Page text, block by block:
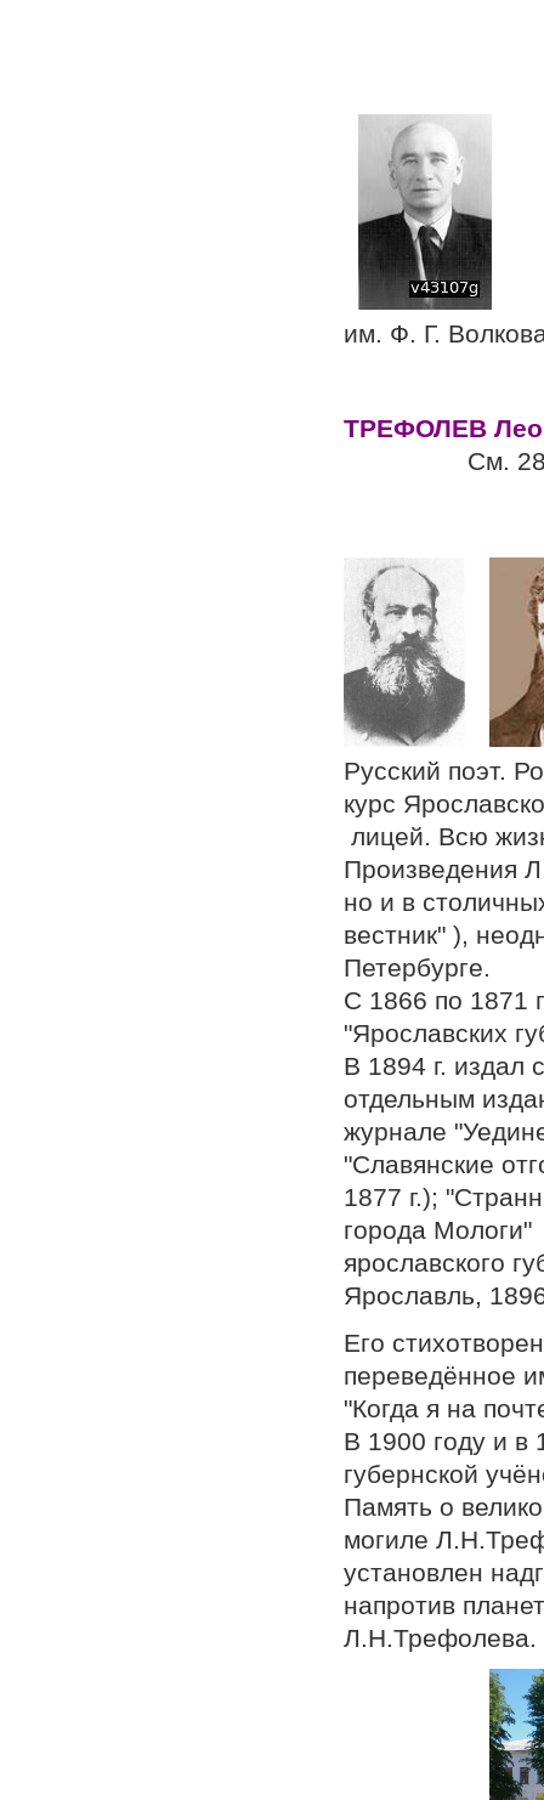
им. Ф. Г.
ТРЕФОЛЕВ
См.
Русский поэт.
курс
лицей. Всю
Произведения
но и в
вестник" ),
Петербурге.
С 1866 по 1871
"Ярославских
В 1894 г. издал
отдельным
журнале
"Славянские
1877 г.);
города
ярославского
Ярославль,
Его
переведённое
"Когда я на
В 1900 году и в
губернской
Память о
могиле
установлен
напротив
Л.Н.Трефолева.